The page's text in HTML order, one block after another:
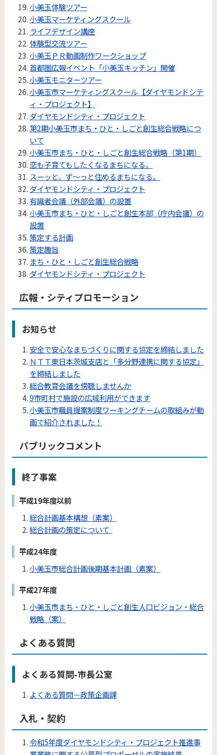
小美玉体験ツアー
小美玉マーケティングスクール
ライフデザイン講座
体験型交流ツアー
小美玉ＰＲ動画制作ワークショップ
首都圏広報イベント「小美玉キッチン」開催
小美玉モニターツアー
小美玉市マーケティングスクール【ダイヤモンドシテ
ィ・プロジェクト】
ダイヤモンドシティ・プロジェクト
第2期小美玉市まち・ひと・しごと創生総合戦略につ
いて
小美玉市まち・ひと・しごと創生総合戦略（第1期）
恋も子育てもしたくなるまちになる。
スーッと、ず～っと住めるまちになる。
ダイヤモンドシティ・プロジェクト
有識者会議（外部会議）の設置
小美玉市まち・ひと・しごと創生本部（庁内会議）の
設置
策定する計画
策定趣旨
まち・ひと・しごと創生総合戦略
ダイヤモンドシティ・プロジェクト
広報・シティプロモーション
お知らせ
安全で安心なまちづくりに関する協定を締結しました
ＮＴＴ東日本茨城支店と「多分野連携に関する協定」
を締結しました
総合教育会議を傍聴しませんか
9市町村で施設の広域利用ができます
小美玉市職員提案制度ワーキングチームの取組みが動
画で紹介されました！
パブリックコメント
終了事案
平成19年度以前
総合計画基本構想（素案）
総合計画の策定について
平成24年度
小美玉市総合計画後期基本計画（素案）
平成27年度
小美玉市まち・ひと・しごと創生人口ビジョン・総合
戦略（案）
よくある質問
よくある質問-市長公室
よくある質問－政策企画課
入札・契約
令和5年度ダイヤモンドシティ・プロジェクト推進事